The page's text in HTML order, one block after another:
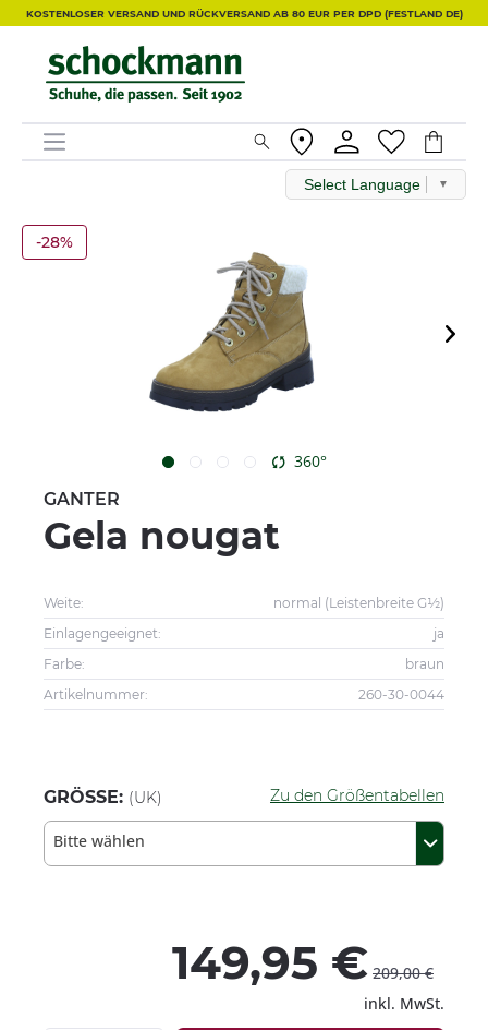
KOSTENLOSER VERSAND UND RÜCKVERSAND AB 80 EUR PER DPD (FESTLAND DE)
Select Language ▼
-28%
360°
GANTER
Gela nougat
Weite:
normal (Leistenbreite G½)
Einlagengeeignet:
ja
Farbe:
braun
Artikelnummer:
260-30-0044
GRÖSSE: (UK) Zu den Größentabellen
Bitte wählen
149,95 € 209,00 €
inkl. MwSt.